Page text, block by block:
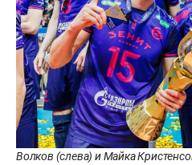
Волков (слева) и Майка